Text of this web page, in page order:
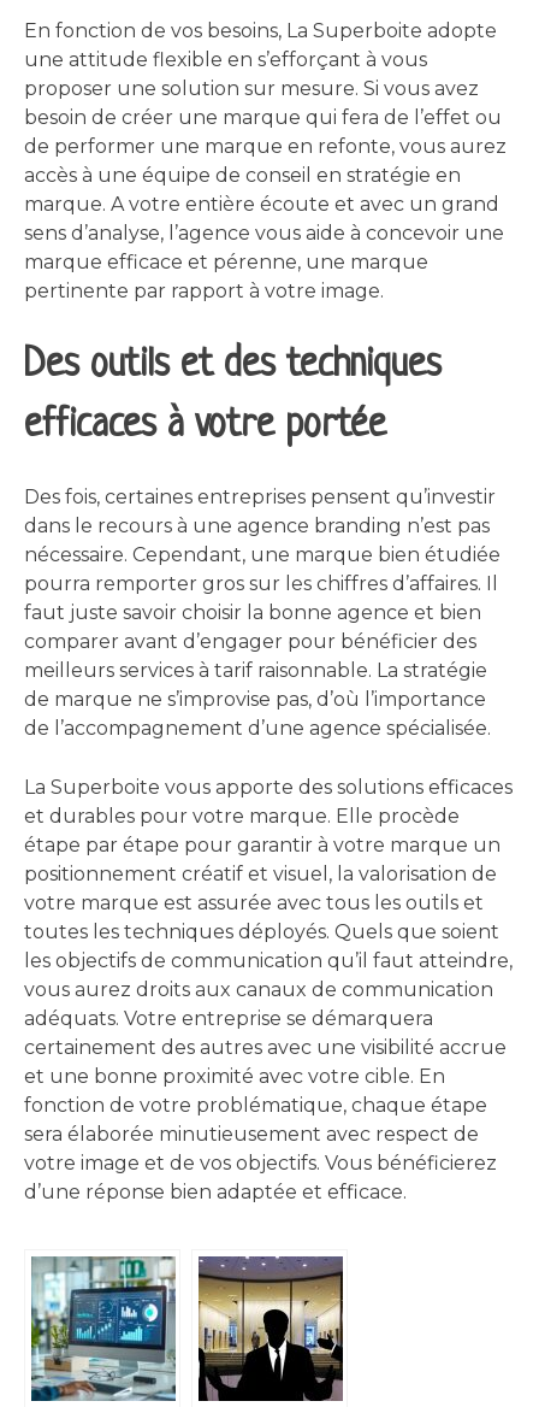
En fonction de vos besoins, La Superboite adopte
une attitude flexible en s’efforçant à vous
proposer une solution sur mesure. Si vous avez
besoin de créer une marque qui fera de l’effet ou
de performer une marque en refonte, vous aurez
accès à une équipe de conseil en stratégie en
marque. A votre entière écoute et avec un grand
sens d’analyse, l’agence vous aide à concevoir une
marque efficace et pérenne, une marque
pertinente par rapport à votre image.
Des outils et des techniques
efficaces à votre portée
Des fois, certaines entreprises pensent qu’investir
dans le recours à une agence branding n’est pas
nécessaire. Cependant, une marque bien étudiée
pourra remporter gros sur les chiffres d’affaires. Il
faut juste savoir choisir la bonne agence et bien
comparer avant d’engager pour bénéficier des
meilleurs services à tarif raisonnable. La stratégie
de marque ne s’improvise pas, d’où l’importance
de l’accompagnement d’une agence spécialisée.
La Superboite vous apporte des solutions efficaces
et durables pour votre marque. Elle procède
étape par étape pour garantir à votre marque un
positionnement créatif et visuel, la valorisation de
votre marque est assurée avec tous les outils et
toutes les techniques déployés. Quels que soient
les objectifs de communication qu’il faut atteindre,
vous aurez droits aux canaux de communication
adéquats. Votre entreprise se démarquera
certainement des autres avec une visibilité accrue
et une bonne proximité avec votre cible. En
fonction de votre problématique, chaque étape
sera élaborée minutieusement avec respect de
votre image et de vos objectifs. Vous bénéficierez
d’une réponse bien adaptée et efficace.